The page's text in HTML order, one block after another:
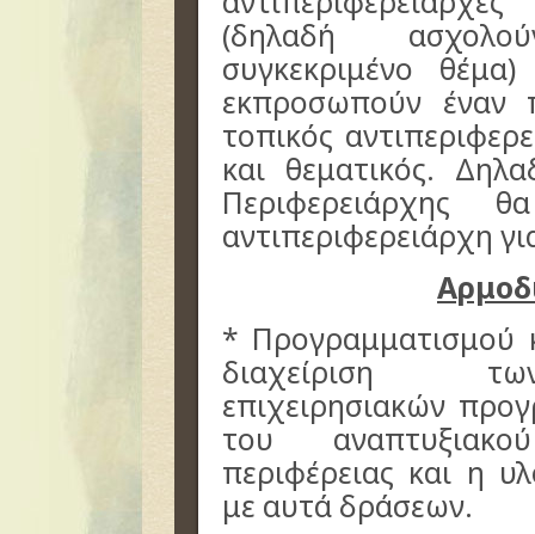
(δηλαδή
συγκεκριμένο
εκπροσωπούν έναν
τοπικός
και θεματικός.
Περιφερειάρχης
αντιπεριφερειάρχη
* Προγραμματισμού
διαχείριση
επιχειρησιακών
του
περιφέρειας και η
με αυτά δράσεων.